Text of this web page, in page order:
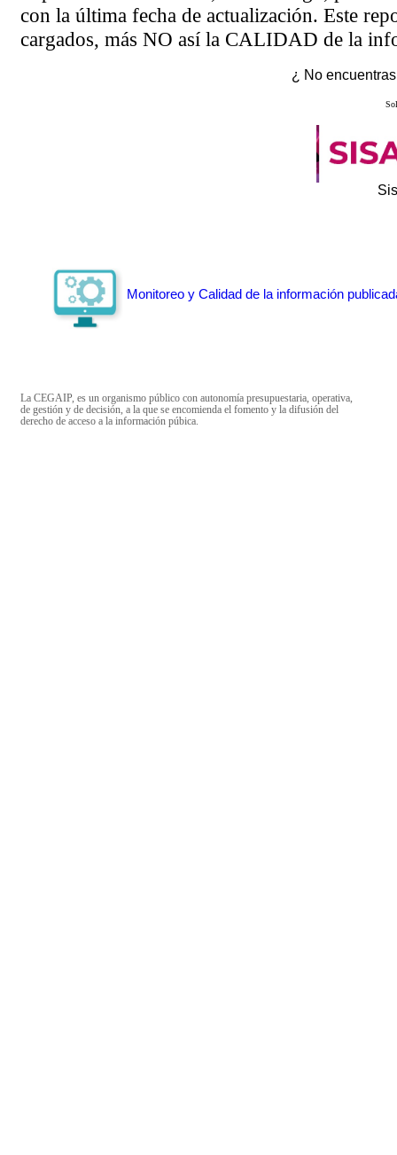
con la última fecha de actualización. Este
cargados, más NO así la CALIDAD de la
¿ No
Monitoreo y Calidad de la información
La CEGAIP, es un organismo público con autonomía presupuestaria, operativa,
de gestión y de decisión, a la que se encomienda el fomento y la difusión del
derecho de acceso a la información púbica.